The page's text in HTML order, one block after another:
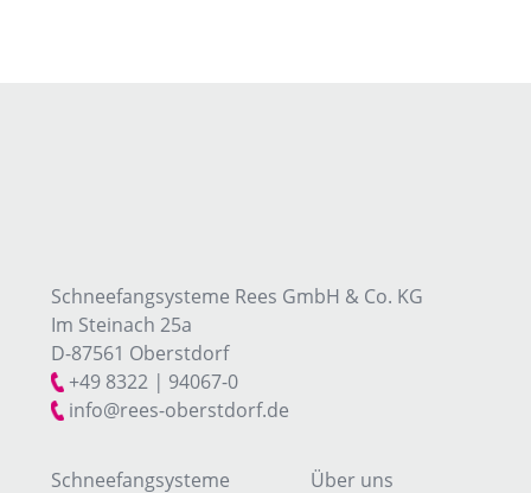
Schneefangsysteme Rees GmbH & Co. KG
Im Steinach 25a
D-87561 Oberstdorf
+49 8322 | 94067-0
info@rees-oberstdorf.de
Schneefangsysteme Über uns